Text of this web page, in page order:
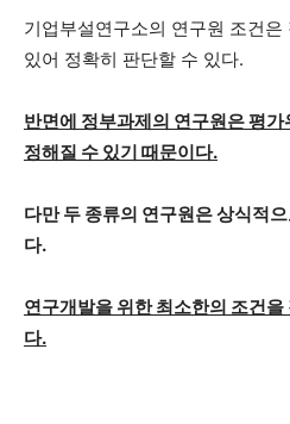
기업부설연구소의 연구원 조건
있어 정확히 판단할 수 있다.
반면에 정부과제의 연구원은 평
정해질 수 있기 때문이다.
다만 두 종류의 연구원은 상식적
다.
연구개발을 위한 최소한의 조건
다.